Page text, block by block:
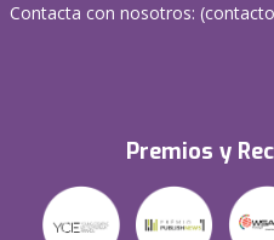
Contacta con nosotros: (
Premios y